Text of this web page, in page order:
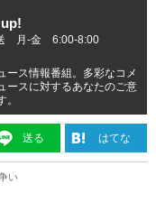
送 月-金 6:00-8:00
ース情報番組。多彩なコメ
ースに対するあなたのご意
。
送る はてな
い